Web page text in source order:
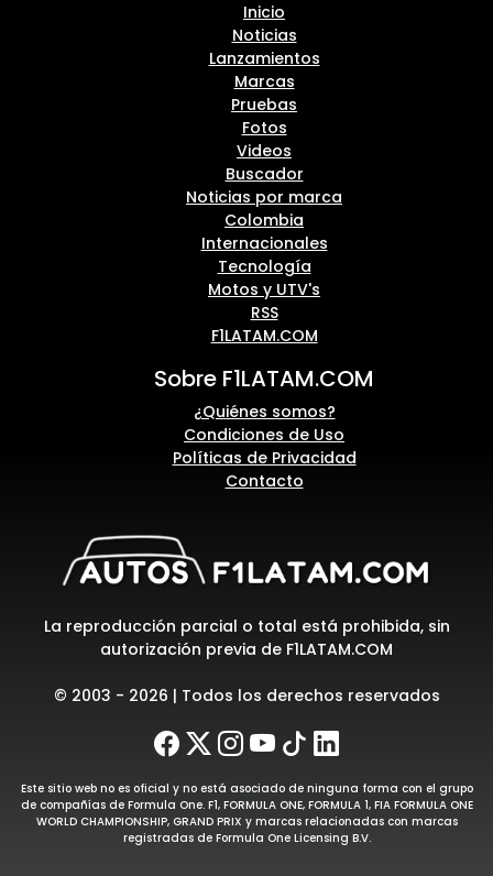
Inicio
Noticias
Lanzamientos
Marcas
Pruebas
Fotos
Videos
Buscador
Noticias por marca
Colombia
Internacionales
Tecnología
Motos y UTV's
RSS
F1LATAM.COM
Sobre F1LATAM.COM
¿Quiénes somos?
Condiciones de Uso
Políticas de Privacidad
Contacto
La reproducción parcial o total está prohibida, sin
autorización previa de F1LATAM.COM
© 2003 - 2026 | Todos los derechos reservados
Este sitio web no es oficial y no está asociado de ninguna forma con el grupo
de compañías de Formula One. F1, FORMULA ONE, FORMULA 1, FIA FORMULA ONE
WORLD CHAMPIONSHIP, GRAND PRIX y marcas relacionadas con marcas
registradas de Formula One Licensing B.V.